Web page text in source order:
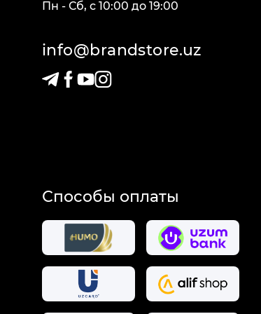
Пн - Сб, c 10:00 до 19:00
info@brandstore.uz
Способы оплаты